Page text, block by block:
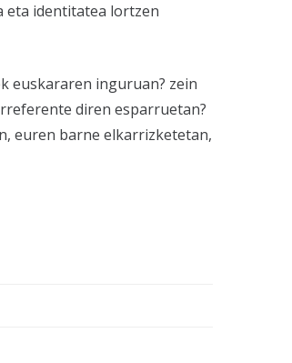
eta identitatea lortzen
euskararen inguruan? zein
diren esparruetan?
euren barne elkarrizketetan,